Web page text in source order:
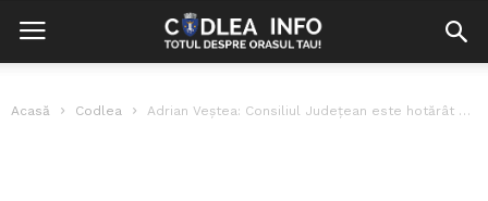
Acasă Codlea Adrian Veștea: Consiliul Județean este hotărât să finalizeze aeroportul în acest mandat